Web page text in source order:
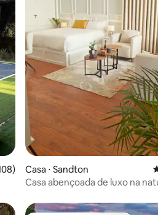
avaliação média de 5, 108
Casa ⋅ Sandton
Casa abençoada de luxo na